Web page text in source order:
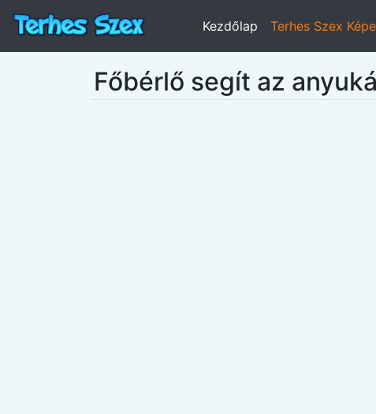
Kezdőlap Terhes Szex
Főbérlő segít az